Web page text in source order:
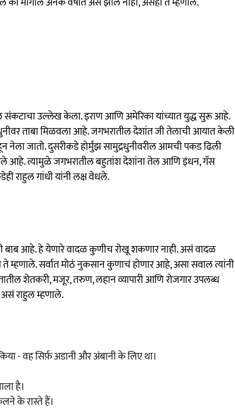
संकटाचा उल्लेख केला. इराण आणि अमेरिका यांच्यात युद्ध सुरू आहे.
ताबा मिळवला आहे. जगभरातील देशांत जी तेलाची आयात केली
नेला जातो. दुसरीकडे होर्मुझ सामुद्रधुनीवरील आमची पकड ढिली
आहे. त्यामुळे जगभरातील बहुतांश देशांना तेल आणि इंधन, गॅस
राहुल गांधी यांनी लक्ष वेधले.
आहे. हे येणारे वादळ कुणीच रोखू शकणार नाही. असं वादळ
सर्वात मोठं नुकसान कुणाचं होणार आहे, असा सवाल त्यांनी
शेतकरी, मजूर, तरुण, लहान व्यापारी आणि रोजगार उपलब्ध
असं राहुल म्हणाले.
- वह सिर्फ़ अडानी और अंबानी के लिए था।
है।
के रास्ते हैं।